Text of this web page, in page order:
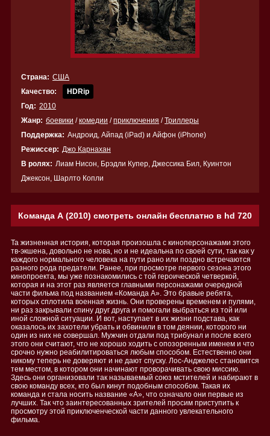
Страна: США
Качество:
HDRip
Год: 2010
Жанр: боевики /комедии /приключения /Триллеры
Поддержка: Андроид, Айпад (iPad) и Айфон (iPhone)
Режиссер: Джо Карнахан
В ролях: Лиам Нисон, Брэдли Купер, Джессика Бил, Куинтон
Джексон, Шарлто Копли
Команда А (2010) смотреть онлайн бесплатно в hd 720
Та жизненная история, которая произошла с киноперсонажами этого
тв-экшена, довольно не нова, но и не идеальна по своей сути, так как у
каждого нормального человека на пути рано или поздно встречаются
разного рода предатели. Ранее, при просмотре первого сезона этого
кинопроекта, мы уже познакомились с той героической четверкой,
которая и на этот раз является главными персонажами очередной
части фильма под названием «Команда А». Это бравые ребята,
которых сплотила военная жизнь. Они проверены временем и пулями,
ни раз закрывали спину друг друга и помогали выбраться из той или
иной сложной ситуации. И вот, наступает в их жизни подстава, как
оказалось их захотели убрать и обвинили в том деянии, которого ни
один из них не совершал. Мужчин отдали под трибунал и после всего
этого они считают, что не хорошо ходить с опозоренным именем и что
срочно нужно реабилитироваться любым способом. Естественно они
никому теперь не доверяют и не дают спуску. Лос-Анджелес становится
тем местом, в котором они начинают проворачивать свою миссию.
Здесь они организовали так называемый союз мстителей и набирают в
свою команду всех, кто был кинут подобным способом. Такая их
команда и стала носить название «А», что означало они первые из
лучших. Так что заинтересованных зрителей просим приступить к
просмотру этой приключенческой части данного увлекательного
фильма.